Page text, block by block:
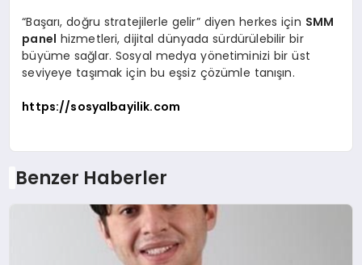
“Başarı, doğru stratejilerle gelir” diyen herkes için SMM
panel hizmetleri, dijital dünyada sürdürülebilir bir
büyüme sağlar. Sosyal medya yönetiminizi bir üst
seviyeye taşımak için bu eşsiz çözümle tanışın.
https://sosyalbayilik.com
Benzer Haberler